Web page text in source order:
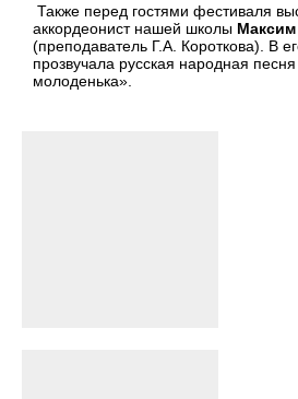
Также перед гостями фестиваля
аккордеонист нашей школы
(преподаватель Г.А. Короткова). В
прозвучала русская народная
молоденька».